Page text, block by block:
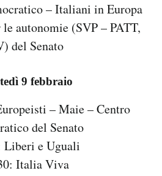
– Italiani in Europa
autonomie (SVP – PATT,
del Senato
9 febbraio
– Maie – Centro
del Senato
Liberi e Uguali
Italia Viva